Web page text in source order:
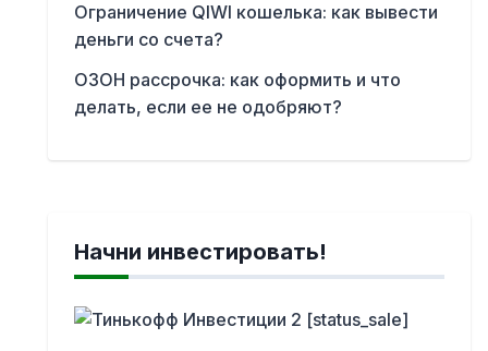
Ограничение QIWI кошелька: как вывести
деньги со счета?
ОЗОН рассрочка: как оформить и что
делать, если ее не одобряют?
Начни инвестировать!